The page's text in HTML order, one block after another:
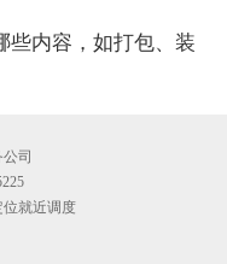
些内容，如打包、装
司
就近调度